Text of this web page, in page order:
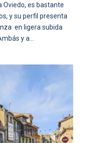
Oviedo, es bastante
y su perfil presenta
en ligera subida
y a...